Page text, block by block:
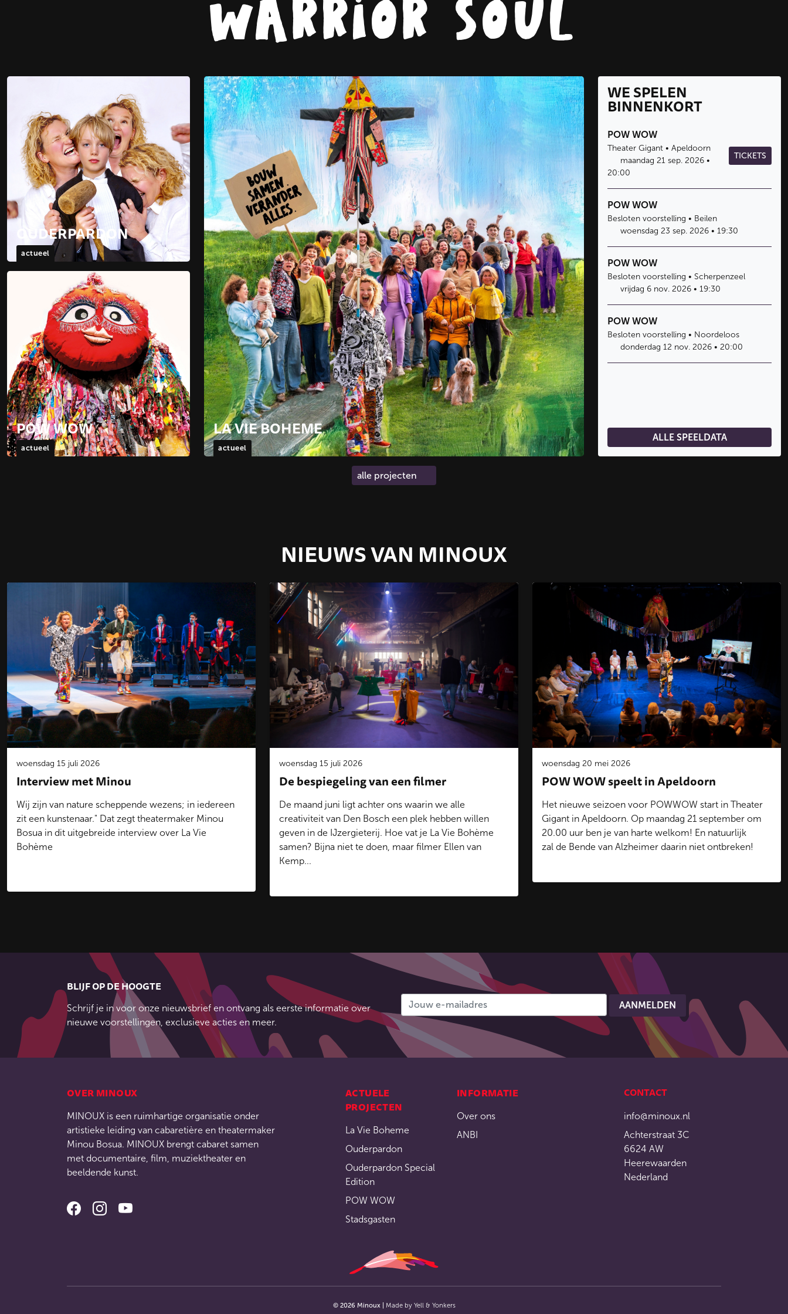
warrior soul
OUDERPARDON
actueel
POW WOW
actueel
LA VIE BOHEME
actueel
WE SPELEN
BINNENKORT
POW WOW
Theater Gigant • Apeldoorn
maandag 21 sep. 2026 •
20:00
TICKETS
POW WOW
Besloten voorstelling • Beilen
woensdag 23 sep. 2026 • 19:30
POW WOW
Besloten voorstelling • Scherpenzeel
vrijdag 6 nov. 2026 • 19:30
POW WOW
Besloten voorstelling • Noordeloos
donderdag 12 nov. 2026 • 20:00
ALLE SPEELDATA
alle projecten
NIEUWS VAN MINOUX
woensdag 15 juli 2026
Interview met Minou
Wij zijn van nature scheppende wezens; in iedereen
zit een kunstenaar." Dat zegt theatermaker Minou
Bosua in dit uitgebreide interview over La Vie
Bohème
woensdag 15 juli 2026
De bespiegeling van een filmer
De maand juni ligt achter ons waarin we alle
creativiteit van Den Bosch een plek hebben willen
geven in de IJzergieterij. Hoe vat je La Vie Bohème
samen? Bijna niet te doen, maar filmer Ellen van
Kemp...
woensdag 20 mei 2026
POW WOW speelt in Apeldoorn
Het nieuwe seizoen voor POWWOW start in Theater
Gigant in Apeldoorn. Op maandag 21 september om
20.00 uur ben je van harte welkom! En natuurlijk
zal de Bende van Alzheimer daarin niet ontbreken!
BLIJF OP DE HOOGTE
Schrijf je in voor onze nieuwsbrief en ontvang als eerste informatie over
nieuwe voorstellingen, exclusieve acties en meer.
OVER MINOUX
MINOUX is een ruimhartige organisatie onder
artistieke leiding van cabaretière en theatermaker
Minou Bosua. MINOUX brengt cabaret samen
met documentaire, film, muziektheater en
beeldende kunst.
ACTUELE
PROJECTEN
La Vie Boheme
Ouderpardon
Ouderpardon Special
Edition
POW WOW
Stadsgasten
INFORMATIE
Over ons
ANBI
CONTACT
info@minoux.nl
Achterstraat 3C
6624 AW
Heerewaarden
Nederland
© 2026 Minoux | Made by Yell & Yonkers